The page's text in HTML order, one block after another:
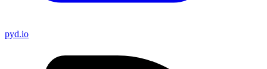
pyd.io